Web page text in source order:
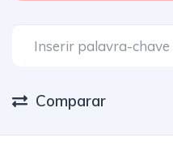
Comparar